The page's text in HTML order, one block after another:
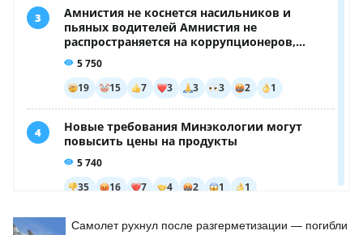
Самолет рухнул после разгерметизации — погибли